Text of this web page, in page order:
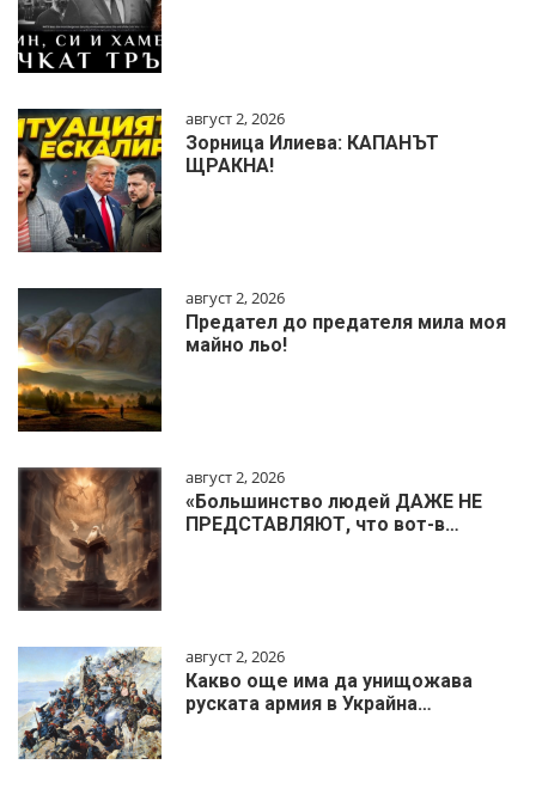
август 2, 2026
Зорница Илиева: КАПАНЪТ
ЩРАКНА!
август 2, 2026
Предател до предателя мила моя
майно льо!
август 2, 2026
«Большинство людей ДАЖЕ НЕ
ПРЕДСТАВЛЯЮТ, что вот-в…
август 2, 2026
Какво още има да унищожава
руската армия в Украйна…